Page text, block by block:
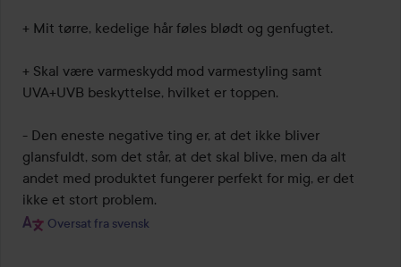
+ Mit tørre, kedelige hår føles blødt og genfugtet.
+ Skal være varmeskydd mod varmestyling samt
UVA+UVB beskyttelse, hvilket er toppen.
- Den eneste negative ting er, at det ikke bliver
glansfuldt, som det står, at det skal blive, men da alt
andet med produktet fungerer perfekt for mig, er det
ikke et stort problem.
Oversat fra svensk